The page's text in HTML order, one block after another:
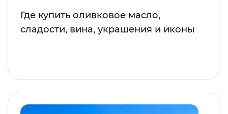
Где купить оливковое масло,
сладости, вина, украшения и иконы